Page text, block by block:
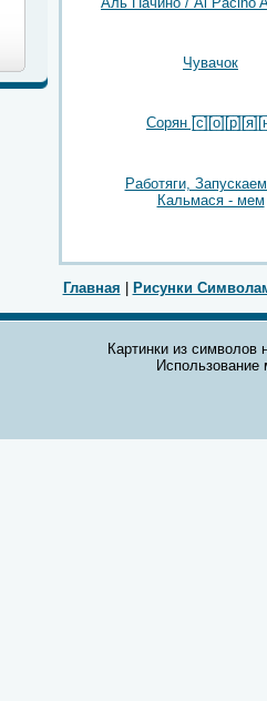
Чувачок
Сорян
Работяги,
Кальмася - мем
Главная Рисунки
Картинки из символов
Использование